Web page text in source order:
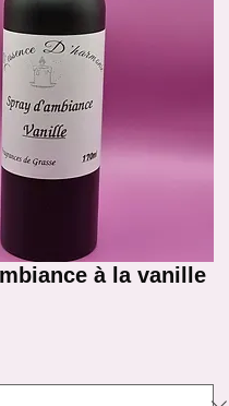
à la vanille